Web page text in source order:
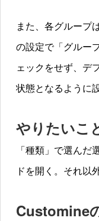
また、各グループ
の設定で「グルー
ェックをせず、デ
状態となるように
やりたいこ
「種類」で選んだ
ドを開く。それ以
Customine